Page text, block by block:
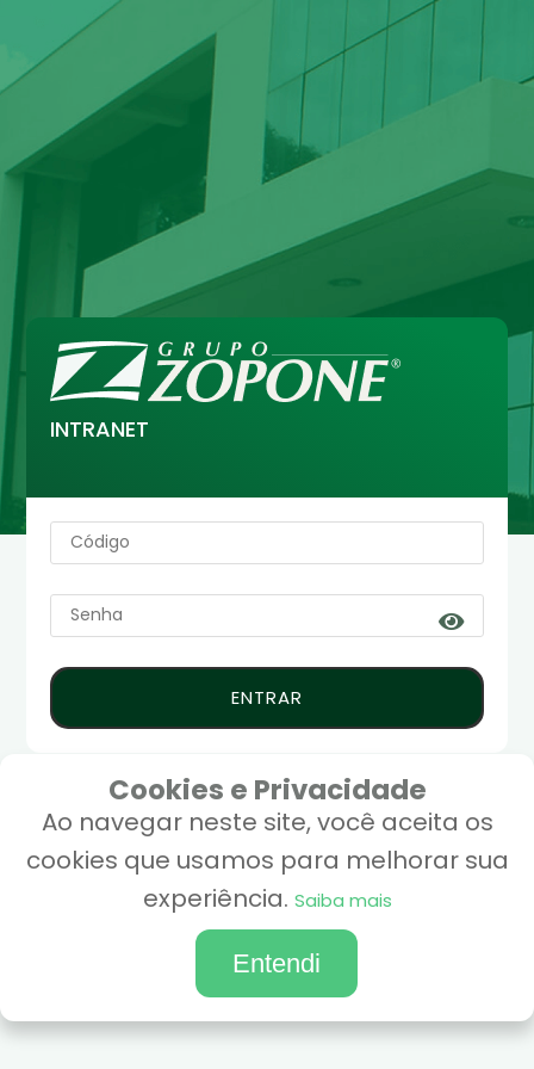
INTRANET
ENTRAR
Cookies e Privacidade
Ao navegar neste site, você aceita os
cookies que usamos para melhorar sua
experiência. Saiba mais
Entendi